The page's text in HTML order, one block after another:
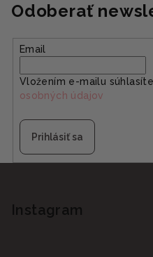
Odoberať
Email
Vložením e-mailu
osobných údajov
Prihlásiť sa
Instagram